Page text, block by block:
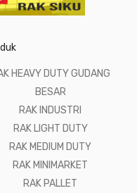
HEAVY DUTY GUDANG
BESAR
RAK INDUSTRI
RAK LIGHT DUTY
RAK MEDIUM DUTY
RAK MINIMARKET
RAK PALLET